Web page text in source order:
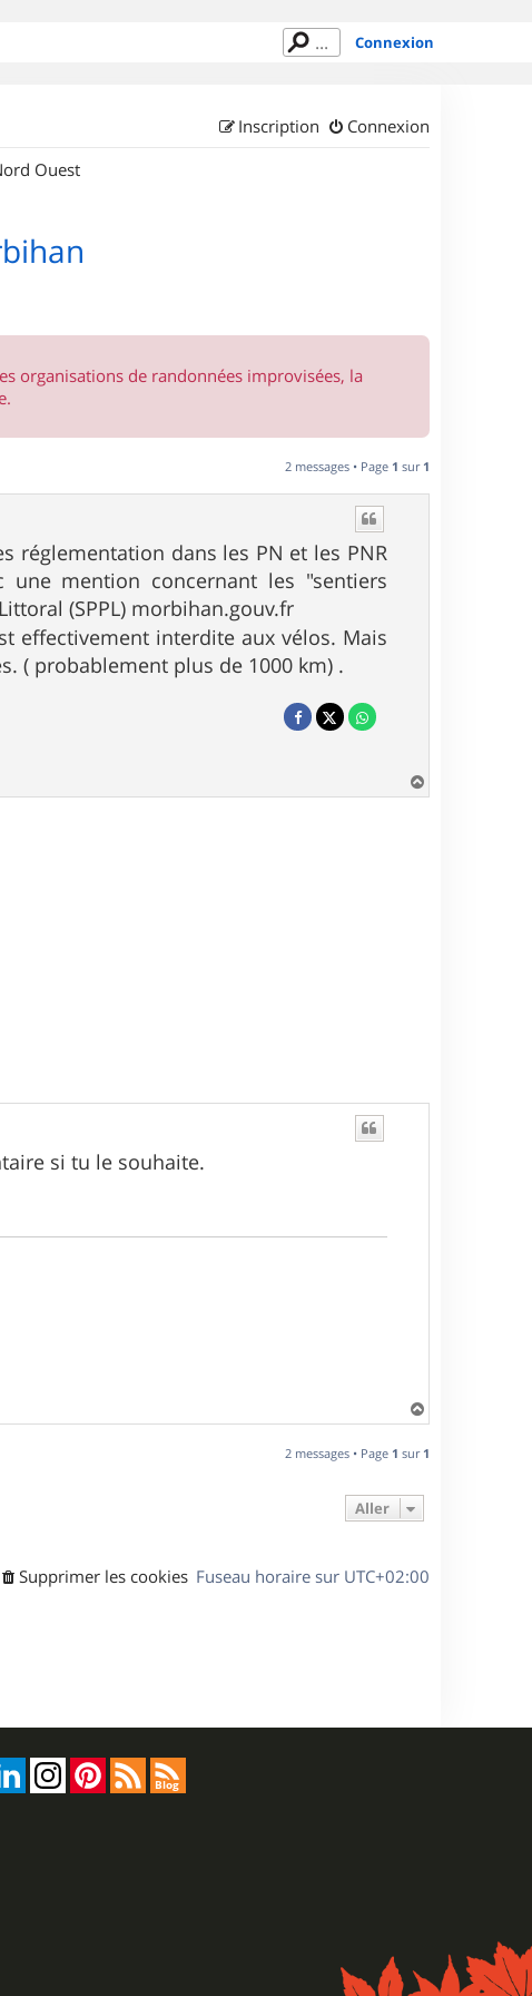
Connexion
Connexion
Inscription
Ouest
organisations de randonnées improvisées, la
2 messages • Page 1 sur 1
réglementation dans les PN et les PNR
mention concernant les "sentiers
(SPPL) morbihan.gouv.fr
effectivement interdite aux vélos. Mais
( probablement plus de 1000 km) .
a
si tu le souhaite.
a
t
2 messages • Page 1 sur 1
Aller
Fuseau horaire sur UTC+02:00
Supprimer les cookies